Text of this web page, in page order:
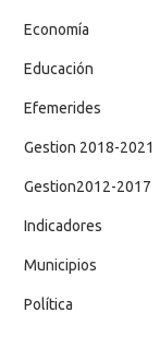
Economía
Educación
Efemerides
Gestion 2018-2021
Gestion2012-2017
Indicadores
Municipios
Política